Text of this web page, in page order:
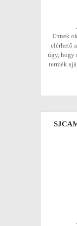
Ennek
elérhető
úgy, hogy
termék